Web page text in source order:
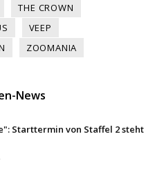
THE CROWN
VEEP
ZOOMANIA
News
Starttermin von Staffel 2 steht